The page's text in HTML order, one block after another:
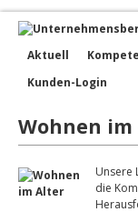
Aktuell
Kunden-Login
Wohnen
Unsere
die